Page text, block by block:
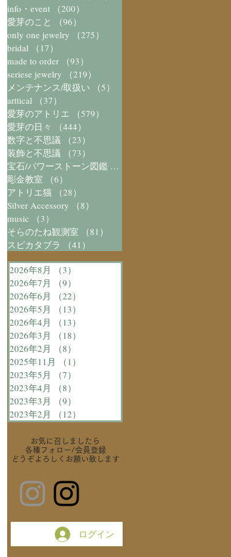
info・event
（200）
愛芽のこと
（96）
only one jewelry
（275）
bridal
（17）
made to order
（93）
seriese jewelry
（219）
メンテナンス/取扱い
（5）
arttical
（37）
愛芽のアトリエ
（579）
愛芽の日々
（444）
数字と不思議
（23）
装飾と不思議
（73）
宝石/パワーストーン図鑑 （41）
彫金教室
（6）
アトリエ猫
（28）
Silver Accessory
（8）
music
（3）
そらのたね観測室
（81）
スピカタブラ
（41）
2026年8月 （3）
2026年7月
（9）
2026年6月
（22）
2026年5月
（13）
2026年4月
（13）
2026年3月
（18）
2026年2月
（8）
2025年11月
（1）
2023年5月
（7）
2023年4月
（8）
2023年3月
（9）
2023年2月
（12）
お気に召しましたら
各種フォロー/会員登録
どうぞよろしくお願い致します
ログイン